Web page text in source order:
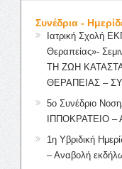
Συνέδρια -
Ιατρική Σχολή
Θεραπείας»-
ΤΗ ΖΩΗ
ΘΕΡΑΠΕΙΑΣ –
5ο Συνέδριο
ΙΠΠΟΚΡΑΤΕΙΟ –
1η Υβριδική
– Αναβολή